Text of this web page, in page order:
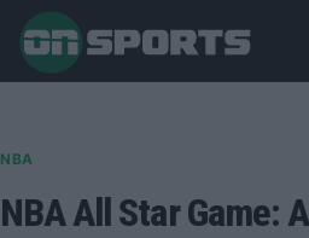
NBA
NBA All Star Game: